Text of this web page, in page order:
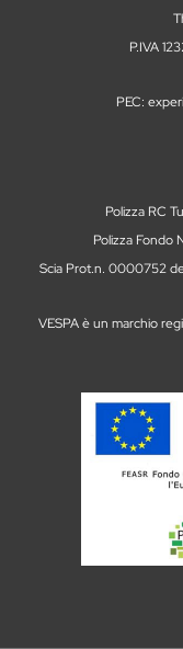
P.IVA
PEC:
Polizza RC
Polizza
Scia Prot.n. 0000752
VESPA è un marchio